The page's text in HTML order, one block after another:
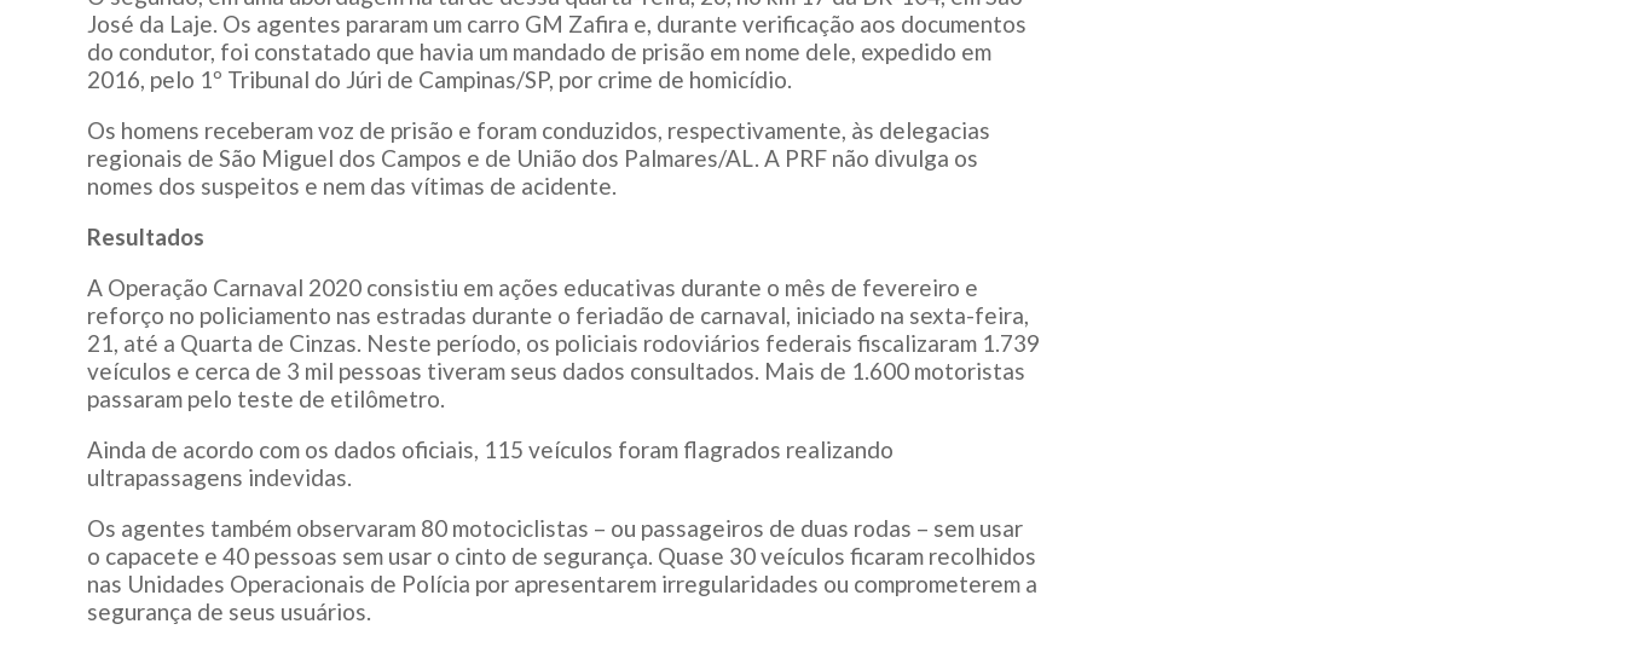
José da Laje. Os agentes pararam um carro GM Zafira e, durante verificação aos documentos
do condutor, foi constatado que havia um mandado de prisão em nome dele, expedido em
2016, pelo 1º Tribunal do Júri de Campinas/SP, por crime de homicídio.
Os homens receberam voz de prisão e foram conduzidos, respectivamente, às delegacias
regionais de São Miguel dos Campos e de União dos Palmares/AL. A PRF não divulga os
nomes dos suspeitos e nem das vítimas de acidente.
Resultados
A Operação Carnaval 2020 consistiu em ações educativas durante o mês de fevereiro e
reforço no policiamento nas estradas durante o feriadão de carnaval, iniciado na sexta-feira,
21, até a Quarta de Cinzas. Neste período, os policiais rodoviários federais fiscalizaram 1.739
veículos e cerca de 3 mil pessoas tiveram seus dados consultados. Mais de 1.600 motoristas
passaram pelo teste de etilômetro.
Ainda de acordo com os dados oficiais, 115 veículos foram flagrados realizando
ultrapassagens indevidas.
Os agentes também observaram 80 motociclistas – ou passageiros de duas rodas – sem usar
o capacete e 40 pessoas sem usar o cinto de segurança. Quase 30 veículos ficaram recolhidos
nas Unidades Operacionais de Polícia por apresentarem irregularidades ou comprometerem a
segurança de seus usuários.